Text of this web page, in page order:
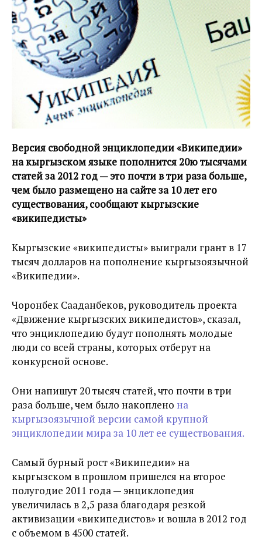
Версия свободной энциклопедии «Википедии»
на кыргызском языке пополнится 20ю тысячами
статей за 2012 год — это почти в три раза больше,
чем было размещено на сайте за 10 лет его
существования, сообщают кыргызские
«википедисты»
Кыргызские «википедисты» выиграли грант в 17
тысяч долларов на пополнение кыргызоязычной
«Википедии».
Чоронбек Сааданбеков, руководитель проекта
«Движение кыргызских википедистов», сказал,
что энциклопедию будут пополнять молодые
люди со всей страны, которых отберут на
конкурсной основе.
Они напишут 20 тысяч статей, что почти в три
раза больше, чем было накоплено на
кыргызоязычной версии самой крупной
энциклопедии мира за 10 лет ее существования.
Самый бурный рост «Википедии» на
кыргызском в прошлом пришелся на второе
полугодие 2011 года — энциклопедия
увеличилась в 2,5 раза благодаря резкой
активизации «википедистов» и вошла в 2012 год
с объемом в 4500 статей.